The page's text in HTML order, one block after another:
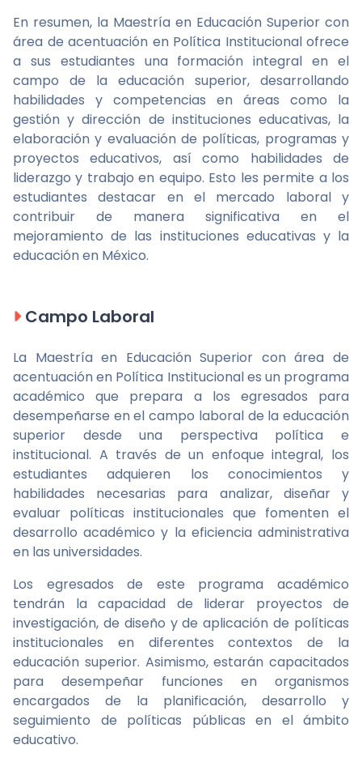
En resumen, la Maestría en Educación Superior con
área de acentuación en Política Institucional ofrece
a sus estudiantes una formación integral en el
campo de la educación superior, desarrollando
habilidades y competencias en áreas como la
gestión y dirección de instituciones educativas, la
elaboración y evaluación de políticas, programas y
proyectos educativos, así como habilidades de
liderazgo y trabajo en equipo. Esto les permite a los
estudiantes destacar en el mercado laboral y
contribuir de manera significativa en el
mejoramiento de las instituciones educativas y la
educación en México.
Campo Laboral
La Maestría en Educación Superior con área de
acentuación en Política Institucional es un programa
académico que prepara a los egresados para
desempeñarse en el campo laboral de la educación
superior desde una perspectiva política e
institucional. A través de un enfoque integral, los
estudiantes adquieren los conocimientos y
habilidades necesarias para analizar, diseñar y
evaluar políticas institucionales que fomenten el
desarrollo académico y la eficiencia administrativa
en las universidades.
Los egresados de este programa académico
tendrán la capacidad de liderar proyectos de
investigación, de diseño y de aplicación de políticas
institucionales en diferentes contextos de la
educación superior. Asimismo, estarán capacitados
para desempeñar funciones en organismos
encargados de la planificación, desarrollo y
seguimiento de políticas públicas en el ámbito
educativo.